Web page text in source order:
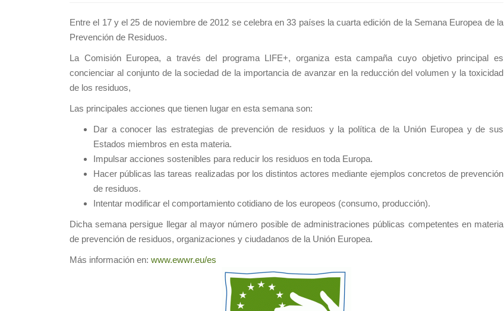
Entre el 17 y el 25 de noviembre de 2012 se celebra en 33 países la cuarta edición de la Semana Europea de la
Prevención de Residuos.
La Comisión Europea, a través del programa LIFE+, organiza esta campaña cuyo objetivo principal es
concienciar al conjunto de la sociedad de la importancia de avanzar en la reducción del volumen y la toxicidad
de los residuos,
Las principales acciones que tienen lugar en esta semana son:
Dar a conocer las estrategias de prevención de residuos y la política de la Unión Europea y de sus
Estados miembros en esta materia.
Impulsar acciones sostenibles para reducir los residuos en toda Europa.
Hacer públicas las tareas realizadas por los distintos actores mediante ejemplos concretos de prevención
de residuos.
Intentar modificar el comportamiento cotidiano de los europeos (consumo, producción).
Dicha semana persigue llegar al mayor número posible de administraciones públicas competentes en materia
de prevención de residuos, organizaciones y ciudadanos de la Unión Europea.
Más información en: www.ewwr.eu/es